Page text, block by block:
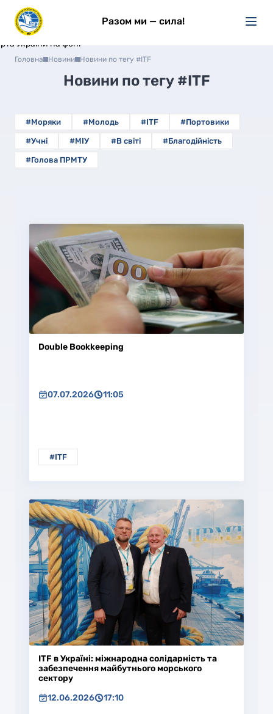
Разом ми — сила!
Головна Новини Новини по тегу #ITF
Новини по тегу #ITF
#Моряки #Молодь #ITF #Портовики
#Учні #МІУ #В світі #Благодійність
#Голова ПРМТУ
Double Bookkeeping
07.07.2026 11:05
#ITF
ITF в Україні: міжнародна солідарність та
забезпечення майбутнього морського
сектору
12.06.2026
17:10